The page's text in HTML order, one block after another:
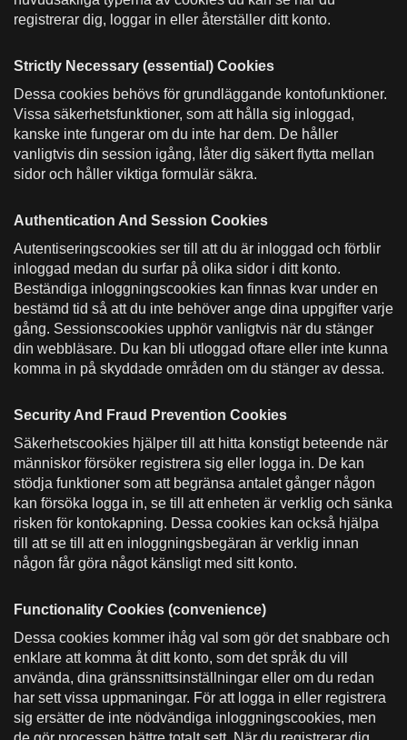
registrerar dig, loggar in eller återställer ditt konto.
Strictly Necessary (essential) Cookies
Dessa cookies behövs för grundläggande kontofunktioner.
Vissa säkerhetsfunktioner, som att hålla sig inloggad,
kanske inte fungerar om du inte har dem. De håller
vanligtvis din session igång, låter dig säkert flytta mellan
sidor och håller viktiga formulär säkra.
Authentication And Session Cookies
Autentiseringscookies ser till att du är inloggad och förblir
inloggad medan du surfar på olika sidor i ditt konto.
Beständiga inloggningscookies kan finnas kvar under en
bestämd tid så att du inte behöver ange dina uppgifter varje
gång. Sessionscookies upphör vanligtvis när du stänger
din webbläsare. Du kan bli utloggad oftare eller inte kunna
komma in på skyddade områden om du stänger av dessa.
Security And Fraud Prevention Cookies
Säkerhetscookies hjälper till att hitta konstigt beteende när
människor försöker registrera sig eller logga in. De kan
stödja funktioner som att begränsa antalet gånger någon
kan försöka logga in, se till att enheten är verklig och sänka
risken för kontokapning. Dessa cookies kan också hjälpa
till att se till att en inloggningsbegäran är verklig innan
någon får göra något känsligt med sitt konto.
Functionality Cookies (convenience)
Dessa cookies kommer ihåg val som gör det snabbare och
enklare att komma åt ditt konto, som det språk du vill
använda, dina gränssnittsinställningar eller om du redan
har sett vissa uppmaningar. För att logga in eller registrera
sig ersätter de inte nödvändiga inloggningscookies, men